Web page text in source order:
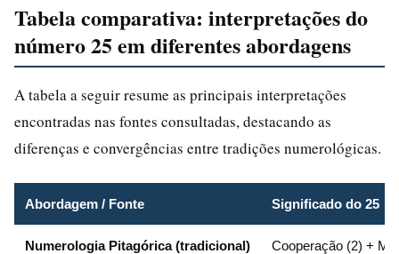
Tabela comparativa: interpretações do
número 25 em diferentes abordagens
A tabela a seguir resume as principais interpretações
encontradas nas fontes consultadas, destacando as
diferenças e convergências entre tradições numerológicas.
Abordagem / Fonte Significado do 25
Numerologia Pitagórica (tradicional) Cooperação (2) +